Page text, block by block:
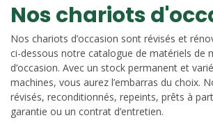
Nos chariots
Nos chariots d’occasion sont révisés et
ci-dessous notre catalogue de matériels de
d’occasion. Avec un stock permanent et
machines, vous aurez l’embarras du choix.
révisés, reconditionnés, repeints, prêts à
garantie ou un contrat d’entretien.